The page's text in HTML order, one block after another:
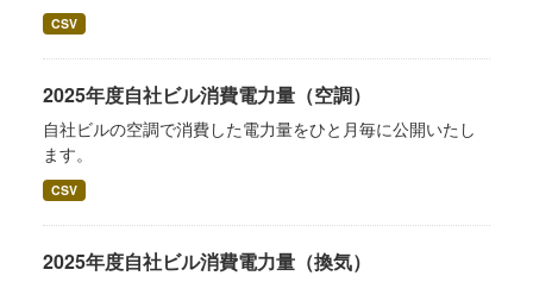
CSV
2025年度自社ビル消費電力量（空調）
自社ビルの空調で消費した電力量をひと月毎に公開いたし
ます。
CSV
2025年度自社ビル消費電力量（換気）